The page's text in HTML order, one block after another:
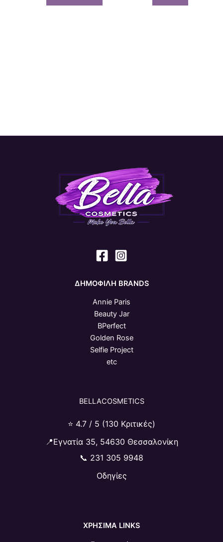
ΔΗΜΟΦΙΛΗ BRANDS
Annie Paris
Beauty Jar
BPerfect
Golden Rose
Selfie Project
etc
BELLACOSMETICS
⭐ 4.7 / 5 (130 Κριτικές)
📍Εγνατία 35, 54630 Θεσσαλονίκη
📞 231 305 9948
Οδηγίες
ΧΡΗΣΙΜΑ LINKS